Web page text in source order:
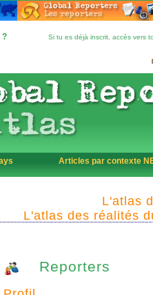
? Si tu es déjà inscrit, accès vers
Articles par contexte
L'atlas
L'atlas des réalités
Reporters